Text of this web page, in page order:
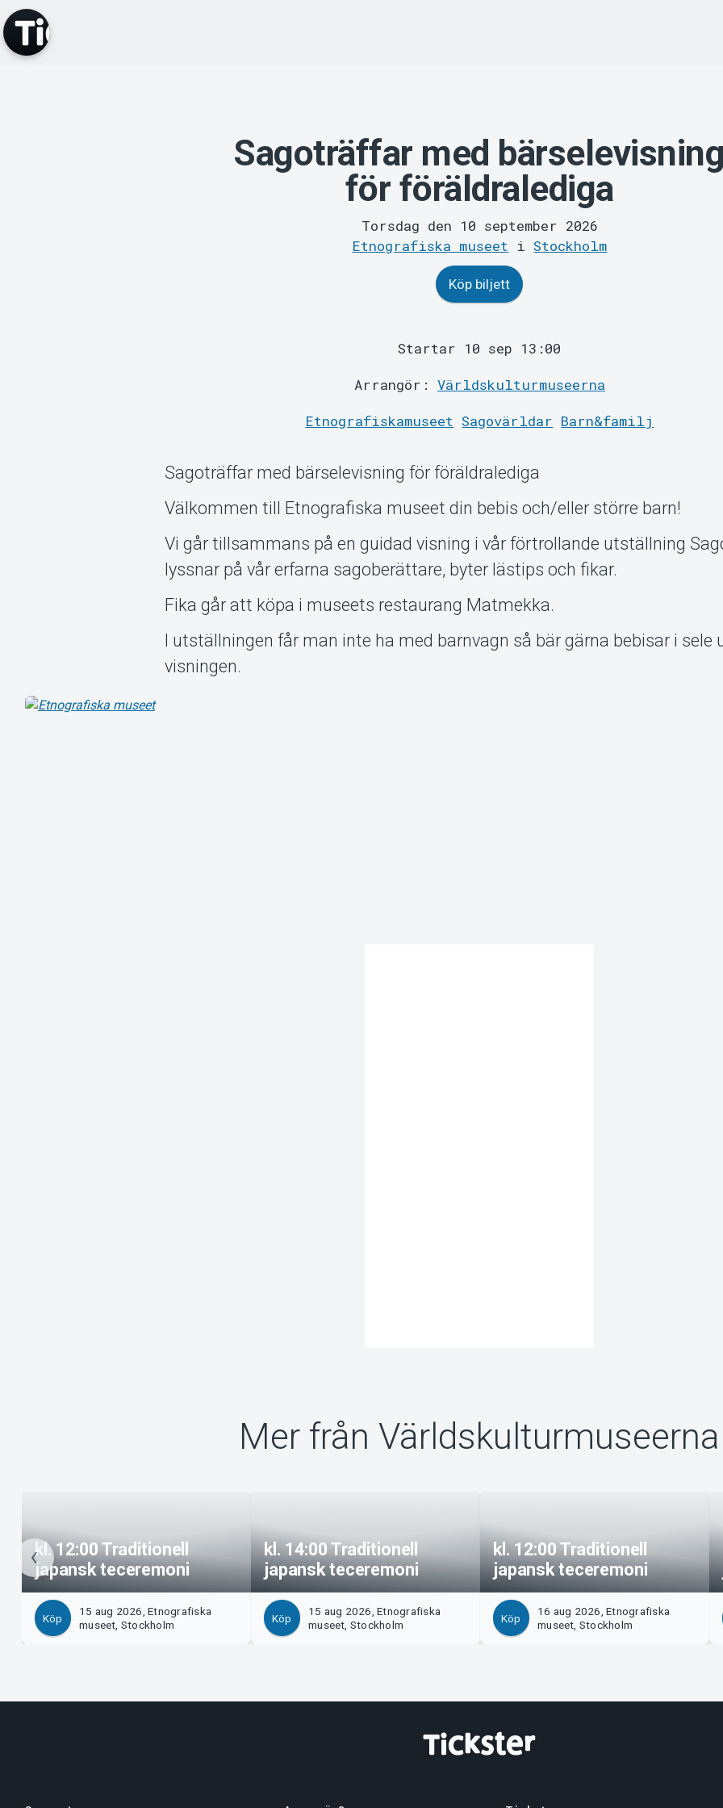
Sagoträffar med bärselevisning
för föräldralediga
Torsdag den 10 september 2026
Etnografiska museet iStockholm
Köp biljett
Startar 10 sep 13:00
Arrangör: Världskulturmuseerna
Etnografiskamuseet Sagovärldar Barn&familj
Sagoträffar med bärselevisning för föräldralediga
Välkommen till Etnografiska museet din bebis och/eller större barn!
Vi går tillsammans på en guidad visning i vår förtrollande utställning
lyssnar på vår erfarna sagoberättare, byter lästips och fikar.
Fika går att köpa i museets restaurang Matmekka.
I utställningen får man inte ha med barnvagn så bär gärna bebisar i sele
visningen.
Mer från Världskulturmuseerna
kl. 12:00 Traditionell
japansk teceremoni
Köp
15 aug 2026, Etnografiska
museet, Stockholm
kl. 14:00 Traditionell
japansk teceremoni
Köp
15 aug 2026, Etnografiska
museet, Stockholm
kl. 12:00 Traditionell
japansk teceremoni
Köp
16 aug 2026, Etnografiska
museet, Stockholm